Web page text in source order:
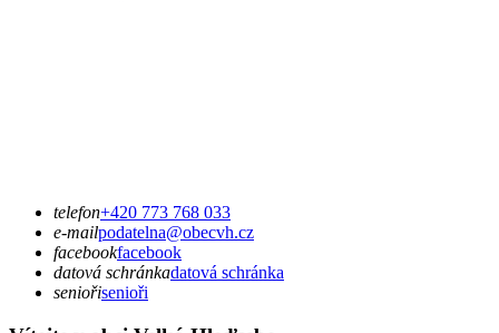
telefon+420 773 768 033
e-mailpodatelna@obecvh.cz
facebookfacebook
datová schránkadatová schránka
seniořisenioři